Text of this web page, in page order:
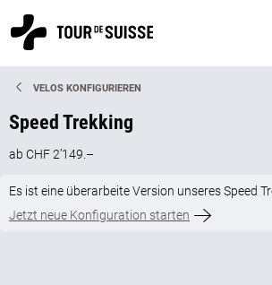
VELOS KONFIGURIEREN
Speed Trekking
ab CHF 2’149.–
Es ist eine überarbeite Version unseres Speed
Jetzt neue Konfiguration starten